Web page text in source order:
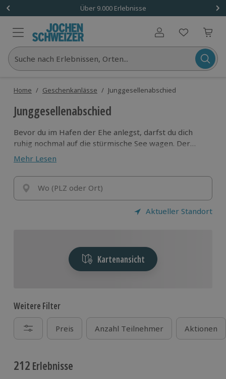
Über 9.000 Erlebnisse
Benutzerkonto
Suche nach Erlebnissen, Orten...
Home / Geschenkanlässe / Junggesellenabschied
Junggesellenabschied
Bevor du im Hafen der Ehe anlegst, darfst du dich
ruhig nochmal auf die stürmische See wagen. Der
Junggesellenabschied, kurz JGA, ist ein beliebter
uralter Brauch, der in vielen Kulturen zelebriert wird.
Wenn auch du mit deinen Freunden vor deiner
Hochzeit nochmal „einen drauf machen“ willst, findest
du bei Jochen Schweizer viele originelle Ideen für
deinen Junggesellenabschied. Von Outdoor-Action bis
Mehr Lesen
Wo (PLZ oder Ort)
Aktueller Standort
Kartenansicht
Weitere Filter
Preis Anzahl Teilnehmer Aktionen
212 Erlebnisse